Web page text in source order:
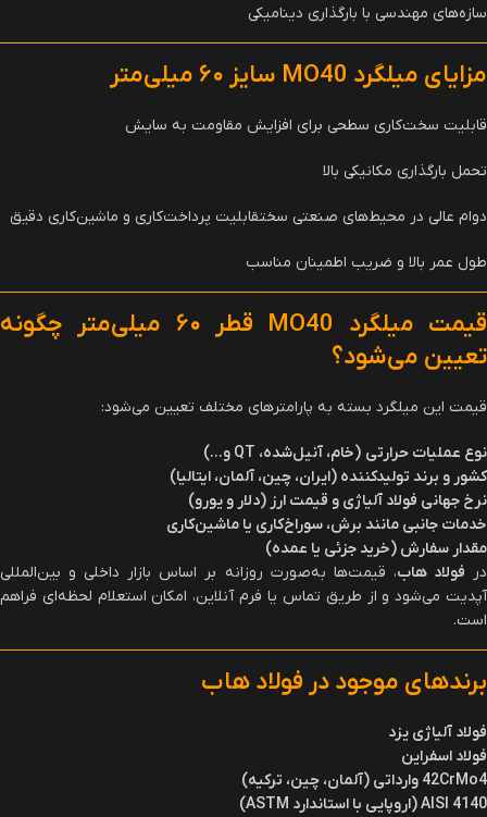
سازه‌های مهندسی با بارگذاری دینامیکی
مزایای میلگرد سایز ۶۰ میلی‌متر
قابلیت سخت‌کاری سطحی برای افزایش مقاومت به سایش
تحمل بارگذاری مکانیکی بالا
دوام عالی در محیط‌های صنعتی سختقابلیت پرداخت‌کاری و ماشین‌کاری دقیق
طول عمر بالا و ضریب اطمینان مناسب
قیمت میلگرد قطر ۶۰ میلی‌متر چگونه
تعیین می‌شود؟
قیمت این میلگرد بسته به پارامترهای مختلف تعیین می‌شود:
نوع عملیات حرارتی (خام، آنیل‌شده، QT و...
)
کشور و برند تولیدکننده (ایران، چین، آلمان، ایتالیا)
نرخ جهانی فولاد آلیاژی و قیمت ارز (دلار و یورو)
خدمات جانبی مانند برش، سوراخ‌کاری یا ماشین‌کاری
مقدار سفارش (خرید جزئی یا عمده)
در فولاد هاب، قیمت‌ها به‌صورت روزانه بر اساس بازار داخلی و بین‌المللی
آپدیت می‌شود و از طریق تماس یا فرم آنلاین، امکان استعلام لحظه‌ای فراهم
است.
برندهای موجود در فولاد هاب
فولاد آلیاژی یزد
فولاد اسفراین
42CrMo4 وارداتی (آلمان، چین، ترکیه)
AISI 4140
(اروپایی با استاندارد
)